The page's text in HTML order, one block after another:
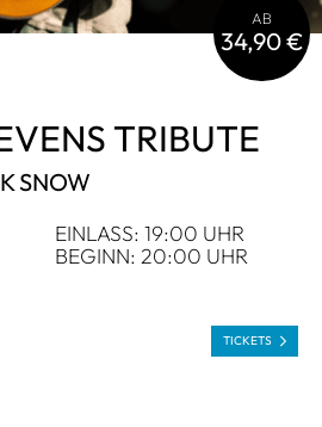
TRI­BUTE
SNOW
EIN­LASS: 19:00 UHR
BEGINN: 20:00 UHR
AB
34,90 €
TICKETS